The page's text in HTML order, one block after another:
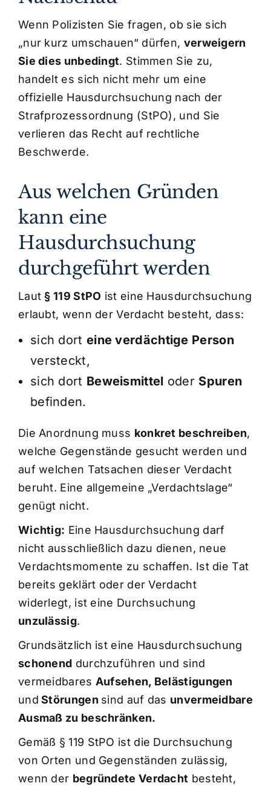
Wenn Polizisten Sie fragen, ob sie sich
„nur kurz umschauen“ dürfen, verweigern
Sie dies unbedingt. Stimmen Sie zu,
handelt es sich nicht mehr um eine
offizielle Hausdurchsuchung nach der
Strafprozessordnung (StPO), und Sie
verlieren das Recht auf rechtliche
Beschwerde.
Aus welchen Gründen
kann eine
Hausdurchsuchung
durchgeführt werden
Laut§ 119 StPO ist eine Hausdurchsuchung
erlaubt, wenn der Verdacht besteht, dass:
sich dort eine verdächtige Person
versteckt,
sich dort Beweismittel oder Spuren
befinden.
Die Anordnung muss konkret beschreiben,
welche Gegenstände gesucht werden und
auf welchen Tatsachen dieser Verdacht
beruht. Eine allgemeine „Verdachtslage“
genügt nicht.
Wichtig: Eine Hausdurchsuchung darf
nicht ausschließlich dazu dienen, neue
Verdachtsmomente zu schaffen. Ist die Tat
bereits geklärt oder der Verdacht
widerlegt, ist eine Durchsuchung
unzulässig.
Grundsätzlich ist eine Hausdurchsuchung
schonend durchzuführen und sind
vermeidbares Aufsehen, Belästigungen
und Störungen sind auf das unvermeidbare
Ausmaß zu beschränken.
Gemäß § 119 StPO ist die Durchsuchung
von Orten und Gegenständen zulässig,
wenn der begründete Verdacht besteht,